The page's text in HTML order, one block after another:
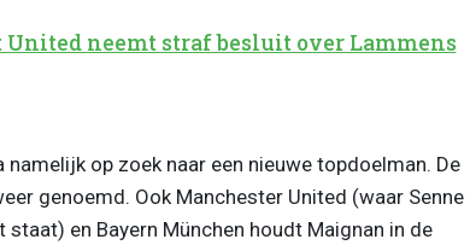
United neemt straf besluit over Lammens
namelijk op zoek naar een nieuwe topdoelman. De
genoemd. Ook Manchester United (waar Senne
en Bayern München houdt Maignan in de